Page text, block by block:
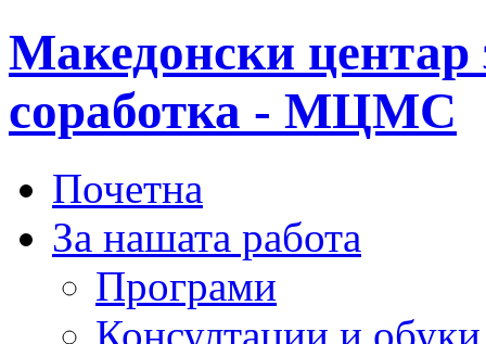
Македонски центар
соработка - МЦМС
Почетна
За нашата работа
Програми
Консултации и обуки